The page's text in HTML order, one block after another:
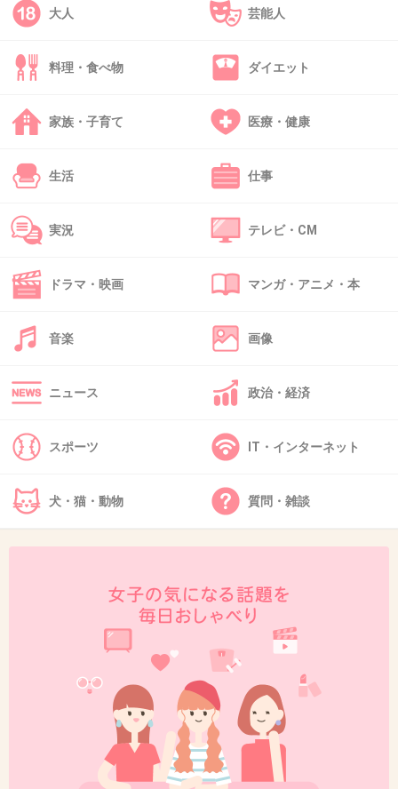
49. 匿名
子ども出来て
+52
ガールズチャンネルの皆さんが幸せになれます
男ですが・・・マイナスどうぞ・・・
大人 芸能人
料理・食べ物 ダイエット
家族・子育て 医療・健康
生活 仕事
実況 テレビ・CM
ドラマ・映画 マンガ・アニメ・本
音楽 画像
ニュース 政治・経済
スポーツ IT・インターネット
犬・猫・動物 質問・雑談